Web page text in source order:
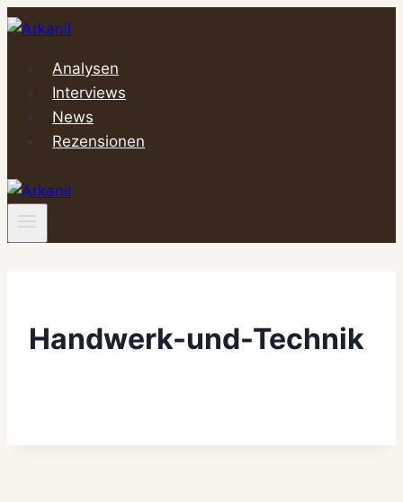
Zum
springenAnalysen
Interviews
News
Rezensionen
Handwerk-und-Technik